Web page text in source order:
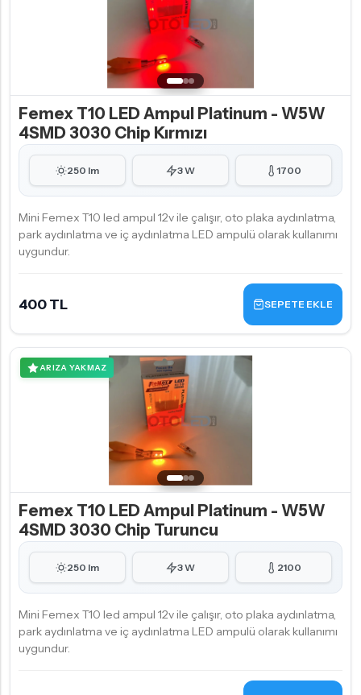
Femex T10 LED Ampul Platinum - W5W
4SMD 3030 Chip Kırmızı
250 lm 3 W 1700
Mini Femex T10 led ampul 12v ile çalışır, oto plaka aydınlatma,
park aydınlatma ve iç aydınlatma LED ampulü olarak kullanımı
uygundur.
400 TL SEPETE EKLE
ARIZA YAKMAZ
Femex T10 LED Ampul Platinum - W5W
4SMD 3030 Chip Turuncu
250 lm 3 W 2100
Mini Femex T10 led ampul 12v ile çalışır, oto plaka aydınlatma,
park aydınlatma ve iç aydınlatma LED ampulü olarak kullanımı
uygundur.